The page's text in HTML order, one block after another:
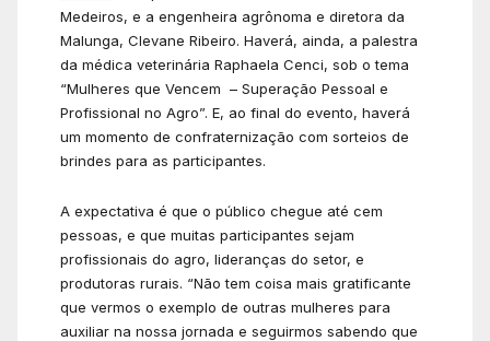
Medeiros, e a engenheira agrônoma e diretora da
Malunga, Clevane Ribeiro. Haverá, ainda, a palestra
da médica veterinária Raphaela Cenci, sob o tema
“Mulheres que Vencem – Superação Pessoal e
Profissional no Agro”. E, ao final do evento, haverá
um momento de confraternização com sorteios de
brindes para as participantes.
A expectativa é que o público chegue até cem
pessoas, e que muitas participantes sejam
profissionais do agro, lideranças do setor, e
produtoras rurais. “Não tem coisa mais gratificante
que vermos o exemplo de outras mulheres para
auxiliar na nossa jornada e seguirmos sabendo que